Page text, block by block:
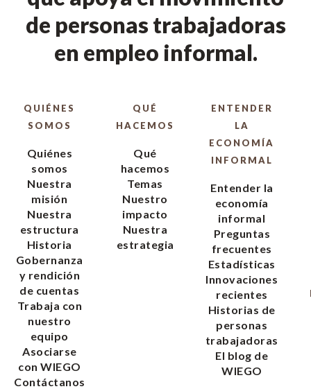
de personas trabajadoras
en empleo informal.
QUIÉNES
SOMOS
Quiénes
somos
Nuestra
misión
Nuestra
estructura
Historia
Gobernanza
y rendición
de cuentas
Trabaja con
nuestro
equipo
Asociarse
con WIEGO
Contáctanos
QUÉ
HACEMOS
Qué
hacemos
Temas
Nuestro
impacto
Nuestra
estrategia
ENTENDER
LA
ECONOMÍA
INFORMAL
Entender la
economía
informal
Preguntas
frecuentes
Estadísticas
Innovaciones
recientes
Historias de
personas
trabajadoras
El blog de
WIEGO